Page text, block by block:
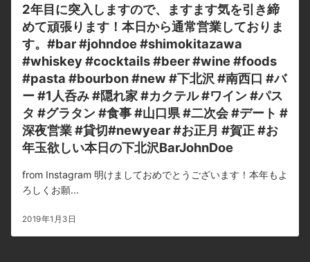
2年目に突入しますので、ますます気を引き締
めて頑張ります！本日から通常営業しておりま
す。#bar #johndoe #shimokitazawa
#whiskey #cocktails #beer #wine #foods
#pasta #bourbon #new #下北沢 #南西口 #バ
ー #1人呑み #隠れ家 #カクテル #ワイン #パス
タ #グラタン #食事 #山口県 #二次会 #デート #
深夜営業 #貸切#newyear #お正月 #賀正 #お
年玉欲しい本日の下北沢BarJohnDoe
from Instagram 明けましておめでとうございます！本年もよ
ろしくお願...
2019年1月3日